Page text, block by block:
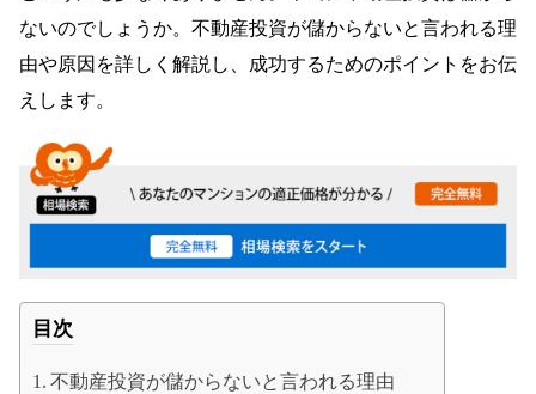
ないのでしょうか。不動産投資が儲からないと言われる理
由や原因を詳しく解説し、成功するためのポイントをお伝
えします。
目次
不動産投資が儲からないと言われる理由